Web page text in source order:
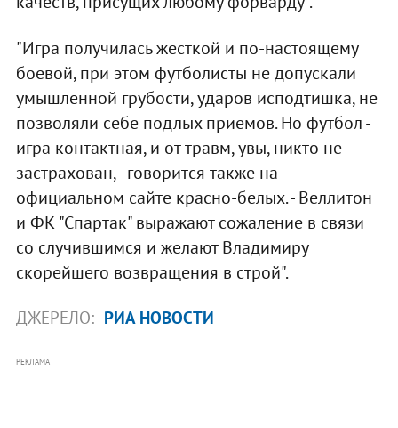
"Игра получилась жесткой и по-настоящему
боевой, при этом футболисты не допускали
умышленной грубости, ударов исподтишка, не
позволяли себе подлых приемов. Но футбол -
игра контактная, и от травм, увы, никто не
застрахован, - говорится также на
официальном сайте красно-белых. - Веллитон
и ФК "Спартак" выражают сожаление в связи
со случившимся и желают Владимиру
скорейшего возвращения в строй".
ДЖЕРЕЛО: РИА НОВОСТИ
РЕКЛАМА